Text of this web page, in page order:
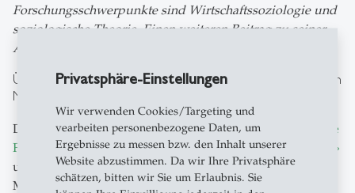
Privatsphäre-Einstellungen
Wir verwenden Cookies/Targeting und
vearbeiten personenbezogene Daten, um
Ergebnisse zu messen bzw. den Inhalt unserer
Website abzustimmen. Da wir Ihre Privatsphäre
schätzen, bitten wir Sie um Erlaubnis. Sie
Forschungsschwerpunkte sind Wirtschaftssoziologie und
soziologische Theorie. Einen weiteren Beitrag zu seiner
Arbeit über Unsicherheitsreduktion finden Sie hier.
Über das SNF-Forschungsprojekt «Trading Conditions on
Marketplaces»
Das vomSchweizerischen Nationalfonds (SNF) geförderte
Forschungsprojekt «Trading Conditions on Marketplaces»
untersucht, wie Handel auf traditionellen und digitalen
Marktplätzen organisiert wird. Im Fokus stehen die